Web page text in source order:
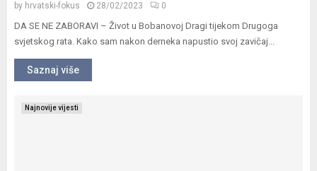
by hrvatski-fokus 28/02/2023 0
DA SE NE ZABORAVI – Život u Bobanovoj Dragi tijekom Drugoga
svjetskog rata. Kako sam nakon derneka napustio svoj zavičaj...
Saznaj više
Najnovije vijesti